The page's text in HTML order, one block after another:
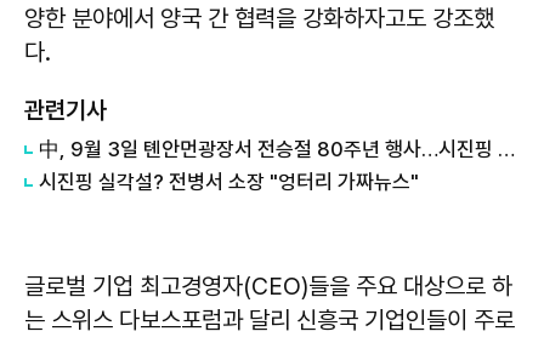
양한 분야에서 양국 간 협력을 강화하자고도 강조했
다.
관련기사
中, 9월 3일 톈안먼광장서 전승절 80주년 행사…시진핑 연설
시진핑 실각설? 전병서 소장 "엉터리 가짜뉴스"
글로벌 기업 최고경영자(CEO)들을 주요 대상으로 하
는 스위스 다보스포럼과 달리 신흥국 기업인들이 주로